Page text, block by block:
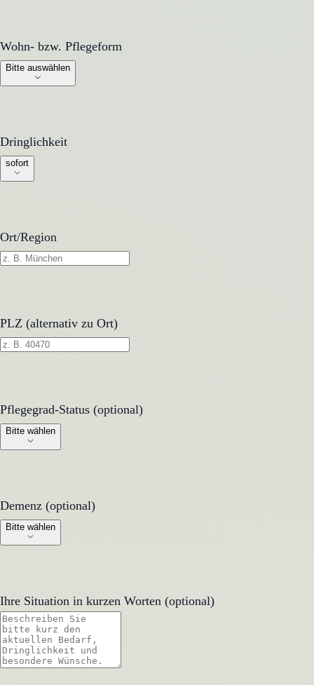
Wohn- bzw. Pflegeform
Wohn- bzw. Pflegeform
Bitte auswählen
Dringlichkeit
Dringlichkeit
sofort
Ort/Region
PLZ (alternativ zu Ort)
Pflegegrad-Status (optional)
Pflegegrad-Status (optional)
Bitte wählen
Demenz (optional)
Demenz (optional)
Bitte wählen
Ihre Situation in kurzen Worten (optional)